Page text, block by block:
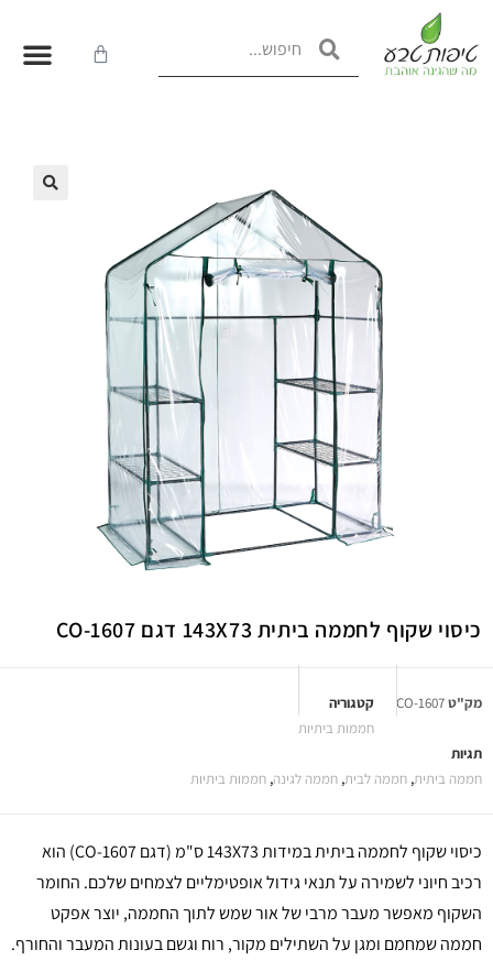
כיסוי שקוף לחממה ביתית 143X73 דגם 1607-CO
מק"ט1607-CO
קטגוריה
חממות ביתיות
תגיות
חממה ביתית, חממה לבית, חממה לגינה, חממות ביתיות
כיסוי שקוף לחממה ביתית במידות 143X73 ס"מ (דגם 1607-CO) הוא
רכיב חיוני לשמירה על תנאי גידול אופטימליים לצמחים שלכם. החומר
השקוף מאפשר מעבר מרבי של אור שמש לתוך החממה, יוצר אפקט
חממה שמחמם ומגן על השתילים מקור, רוח וגשם בעונות המעבר והחורף.